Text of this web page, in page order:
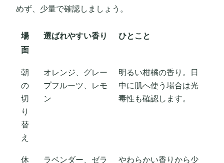
めず、少量で確認しましょう。
場
面
選ばれやすい香り ひとこと
朝
の
切
り
替
え
オレンジ、グレー
プフルーツ、レモ
ン
明るい柑橘の香り。日
中に肌へ使う場合は光
毒性も確認します。
休
ラベンダー、ゼラ
やわらかい香りから少